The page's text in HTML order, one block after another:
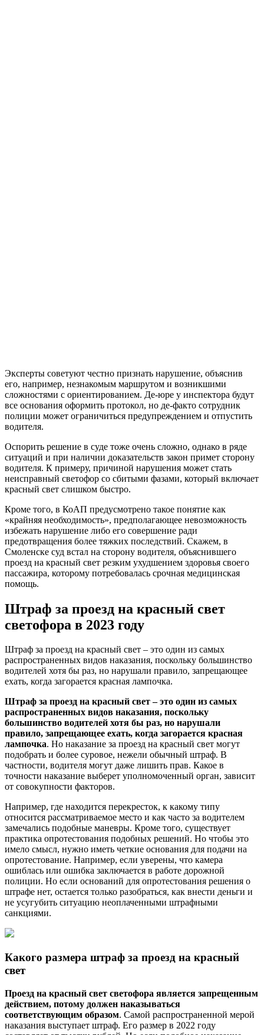
Эксперты советуют честно признать нарушение, объяснив
его, например, незнакомым маршрутом и возникшими
сложностями с ориентированием. Де-юре у инспектора будут
все основания оформить протокол, но де-факто сотрудник
полиции может ограничиться предупреждением и отпустить
водителя.
Оспорить решение в суде тоже очень сложно, однако в ряде
ситуаций и при наличии доказательств закон примет сторону
водителя. К примеру, причиной нарушения может стать
неисправный светофор со сбитыми фазами, который включает
красный свет слишком быстро.
Кроме того, в КоАП предусмотрено такое понятие как
«крайняя необходимость», предполагающее невозможность
избежать нарушение либо его совершение ради
предотвращения более тяжких последствий. Скажем, в
Смоленске суд встал на сторону водителя, объяснившего
проезд на красный свет резким ухудшением здоровья своего
пассажира, которому потребовалась срочная медицинская
помощь.
Штраф за проезд на красный свет
светофора в 2023 году
Штраф за проезд на красный свет – это один из самых
распространенных видов наказания, поскольку большинство
водителей хотя бы раз, но нарушали правило, запрещающее
ехать, когда загорается красная лампочка.
Штраф за проезд на красный свет – это один из самых
распространенных видов наказания, поскольку
большинство водителей хотя бы раз, но нарушали
правило, запрещающее ехать, когда загорается красная
лампочка. Но наказание за проезд на красный свет могут
подобрать и более суровое, нежели обычный штраф. В
частности, водителя могут даже лишить прав. Какое в
точности наказание выберет уполномоченный орган, зависит
от совокупности факторов.
Например, где находится перекресток, к какому типу
относится рассматриваемое место и как часто за водителем
замечались подобные маневры. Кроме того, существует
практика опротестования подобных решений. Но чтобы это
имело смысл, нужно иметь четкие основания для подачи на
опротестование. Например, если уверены, что камера
ошиблась или ошибка заключается в работе дорожной
полиции. Но если оснований для опротестования решения о
штрафе нет, остается только разобраться, как внести деньги и
не усугубить ситуацию неоплаченными штрафными
санкциями.
Какого размера штраф за проезд на красный
свет
Проезд на красный свет светофора является запрещенным
действием, потому должен наказываться
соответствующим образом. Самой распространенной мерой
наказания выступает штраф. Его размер в 2022 году